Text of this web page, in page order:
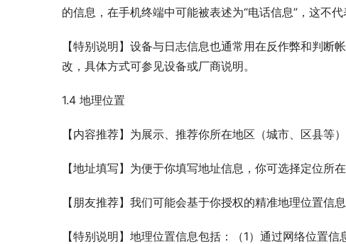
的信息，在手机终端中可能被表述为“电话信息”，这不
【特别说明】设备与日志信息也通常用在反作弊和判
改，具体方式可参见设备或厂商说明。
1.4 地理位置
【内容推荐】为展示、推荐你所在地区（城市、区县等
【地址填写】为便于你填写地址信息，你可选择定位所
【朋友推荐】我们可能会基于你授权的精准地理位置信
【特别说明】地理位置信息包括：（1）通过网络位置